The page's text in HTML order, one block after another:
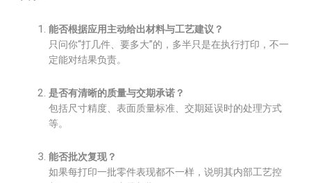
能否根据应用主动给出材料与工艺建议？
只问你“打几件、要多大”的，多半只是在执行打印，不一
定能对结果负责。
是否有清晰的质量与交期承诺？
包括尺寸精度、表面质量标准、交期延误时的处理方式
等。
能否批次复现？
如果每打印一批零件表现都不一样，说明其内部工艺控